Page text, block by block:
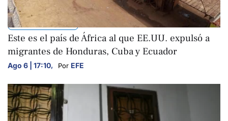
INTERNACIONALES
Este es el país de África al que EE.UU. expulsó a
migrantes de Honduras, Cuba y Ecuador
Ago 6 | 17:10, Por EFE